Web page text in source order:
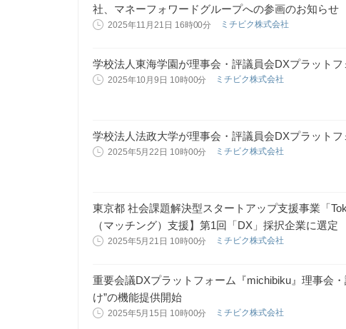
社、マネーフォワードグループへの参画のお知らせ
2025年11月21日 16時00分 ミチビク株式会社
学校法人東海学園が理事会・評議員会DXプラット
2025年10月9日 10時00分 ミチビク株式会社
学校法人法政大学が理事会・評議員会DXプラット
2025年5月22日 10時00分 ミチビク株式会社
東京都 社会課題解決型スタートアップ支援事業「
（マッチング）支援】第1回「DX」採択企業に選定
2025年5月21日 10時00分 ミチビク株式会社
重要会議DXプラットフォーム『michibiku』理事会
け”の機能提供開始
2025年5月15日 10時00分 ミチビク株式会社